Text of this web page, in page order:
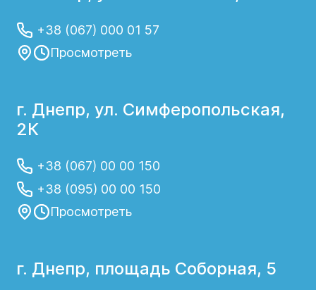
+38 (067) 000 01 57
Просмотреть
г. Днепр, ул. Симферопольская,
2К
+38 (067) 00 00 150
+38 (095) 00 00 150
Просмотреть
г. Днепр, площадь Соборная, 5